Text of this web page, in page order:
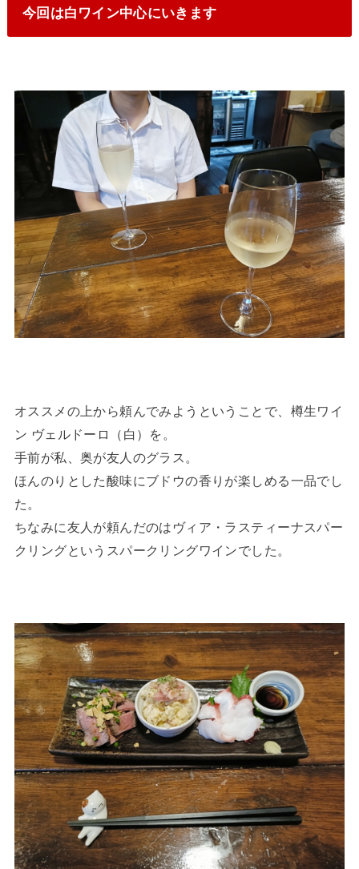
今回は白ワイン中心にいきます
オススメの上から頼んでみようということで、樽生ワイ
ン ヴェルドーロ（白）を。
手前が私、奥が友人のグラス。
ほんのりとした酸味にブドウの香りが楽しめる一品でし
た。
ちなみに友人が頼んだのはヴィア・ラスティーナスパー
クリングというスパークリングワインでした。